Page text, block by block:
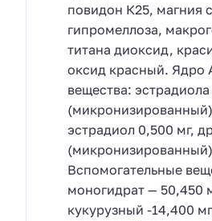
повидон К25, магния
гипромеллоза,
титана диоксид,
оксид красный. Ядро
вещества:
эстрадиол 0,500 мг,
Вспомогательные
моногидрат — 50,450
кукурузный -14,400